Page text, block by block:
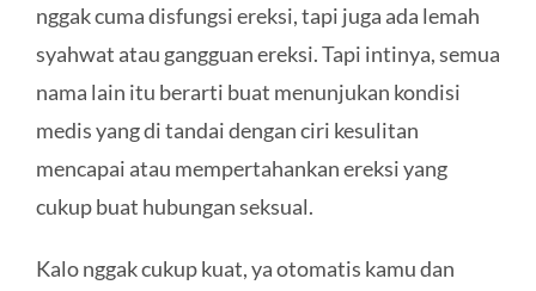
nggak cuma disfungsi ereksi, tapi juga ada lemah
syahwat atau gangguan ereksi. Tapi intinya, semua
nama lain itu berarti buat menunjukan kondisi
medis yang di tandai dengan ciri kesulitan
mencapai atau mempertahankan ereksi yang
cukup buat hubungan seksual.
Kalo nggak cukup kuat, ya otomatis kamu dan